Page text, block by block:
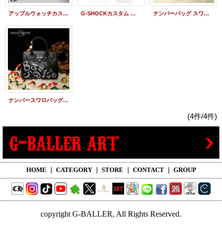
アップルウォッチカスタム ダイヤ ペア 雑誌掲載アイテム G-SHOCKカスタム ペアウォッチ 雑誌掲載アイテム ナンバーバッグ スワロフスキー 本革レザー 雑誌掲載アイテム
ナンバースワロバッグ 本革レザー 雑誌掲載アイテム
(4件/4件)
HOME CATEGORY STORE CONTACT GROUP
copyright G-BALLER, All Rights Reserved.